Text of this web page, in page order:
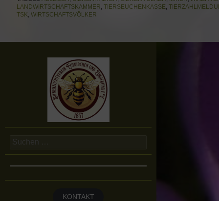
LANDWIRTSCHAFTSKAMMER, TIERSEUCHENKASSE,
TSK, WIRTSCHAFTSVÖLKER
Suchen
nach:
KONTAKT